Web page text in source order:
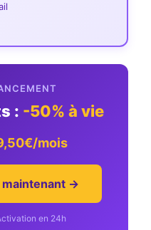
: -50% à vie
mois
maintenant →
en 24h